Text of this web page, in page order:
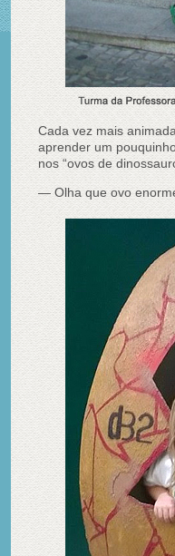
Cada vez mais
aprender um
nos “ovos de
— Olha que ovo